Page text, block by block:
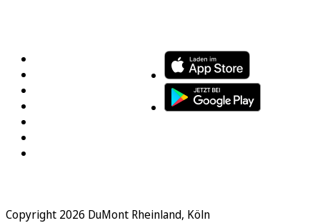
Copyright 2026 DuMont Rheinland, Köln